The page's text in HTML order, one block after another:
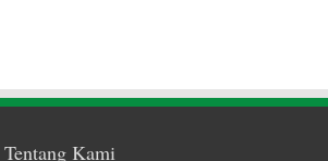
Tentang Kami